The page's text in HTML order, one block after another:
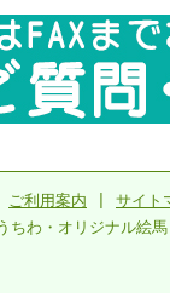
ご利用案内
サイト
わ・オリジナル